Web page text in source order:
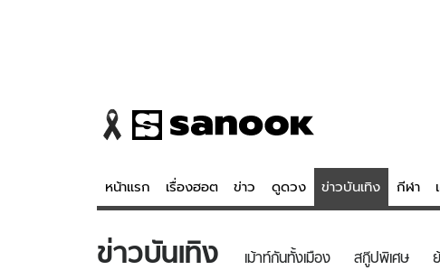
หน้าแรก เรื่องฮอต ข่าว ดูดวง ข่าวบันเทิง กีฬา
ข่าว ดูดวง - ตรว
ข่าวบันเทิง เม้าท์กันทั้งเมือง สกู๊ปพิเศษ